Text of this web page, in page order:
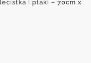
i ptaki – 70cm x